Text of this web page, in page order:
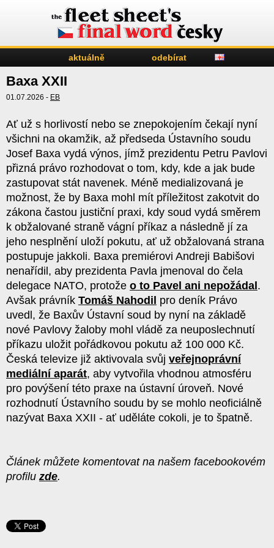
aktuálně odebírat
Baxa XXII
01.07.2026 - EB
Ať už s horlivostí nebo se znepokojením čekají nyní
všichni na okamžik, až předseda Ústavního soudu
Josef Baxa vydá výnos, jímž prezidentu Petru Pavlovi
přizná právo rozhodovat o tom, kdy, kde a jak bude
zastupovat stát navenek. Méně medializovaná je
možnost, že by Baxa mohl mít příležitost zakotvit do
zákona častou justiční praxi, kdy soud vydá směrem
k obžalované straně vágní příkaz a následně jí za
jeho nesplnění uloží pokutu, ať už obžalovaná strana
postupuje jakkoli. Baxa premiérovi Andreji Babišovi
nenařídil, aby prezidenta Pavla jmenoval do čela
delegace NATO, protože o to Pavel ani nepožádal .
Avšak právník Tomáš Nahodil pro deník Právo
uvedl, že Baxův Ústavní soud by nyní na základě
nové Pavlovy žaloby mohl vládě za neuposlechnutí
příkazu uložit pořádkovou pokutu až 100 000 Kč.
Česká televize již aktivovala svůj veřejnoprávní
mediální aparát, aby vytvořila vhodnou atmosféru
pro povýšení této praxe na ústavní úroveň. Nové
rozhodnutí Ústavního soudu by se mohlo neoficiálně
nazývat Baxa XXII - ať uděláte cokoli, je to špatně.
Článek můžete komentovat na našem facebookovém
profilu zde.